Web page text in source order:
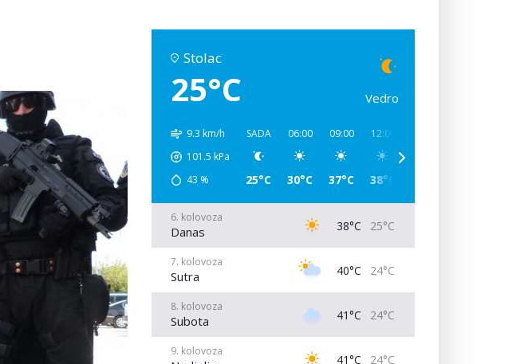
Stolac
25°C Vedro
9.3 km/h
101.5 kPa
43 %
SADA
25°C
06:00
30°C
09:00
37°C
12:00
38°C
6. kolovoza
Danas 38°C 25°C
7. kolovoza
Sutra 40°C 24°C
8. kolovoza
Subota 41°C 24°C
9. kolovoza
41°C 24°C